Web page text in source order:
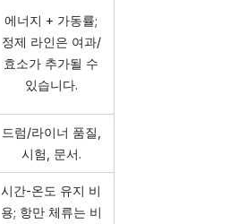
에너지 + 가동률;
정제 라인은 여과/
효소가 추가될 수
있습니다.
드럼/라이너 품질,
시험, 문서.
시간-온도 유지 비
용; 항만 체류는 비